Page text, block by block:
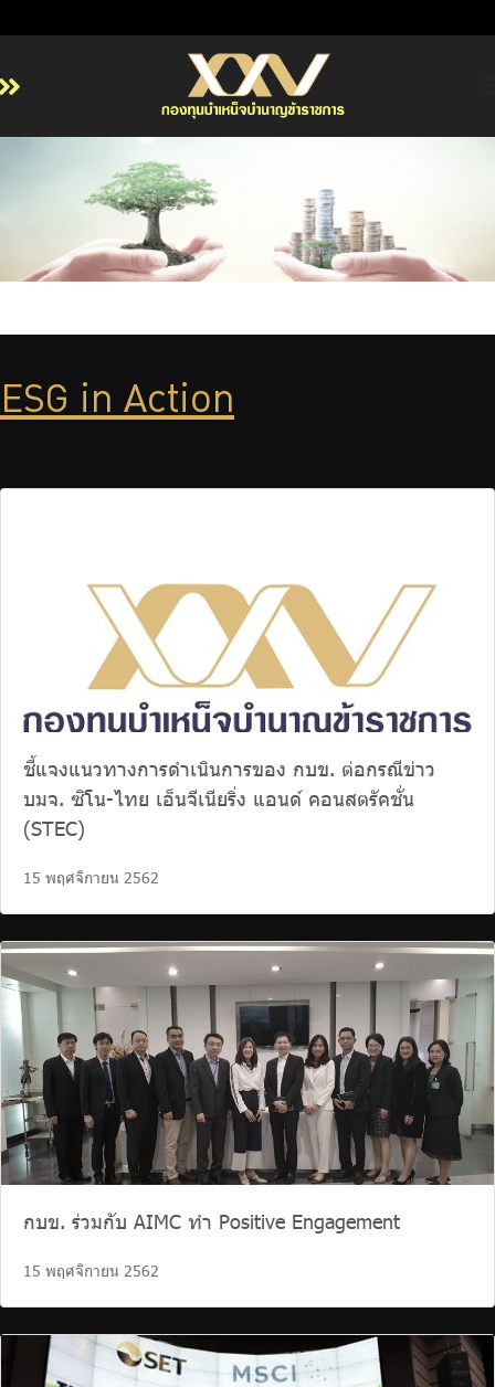
เกี่ยวกับ กบข.
ข่าวสารและกิจกรรม
ไทย Eng
ESG in Action
ชี้แจงแนวทางการดำเนินการของ กบข. ต่อกรณีข่าว
บมจ. ซิโน-ไทย เอ็นจีเนียริ่ง แอนด์ คอนสตรัคชั่น
(STEC)
15 พฤศจิกายน 2562
กบข. ร่วมกับ AIMC ทำ Positive Engagement
15 พฤศจิกายน 2562